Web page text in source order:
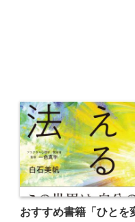
おすすめ書籍「ひとを